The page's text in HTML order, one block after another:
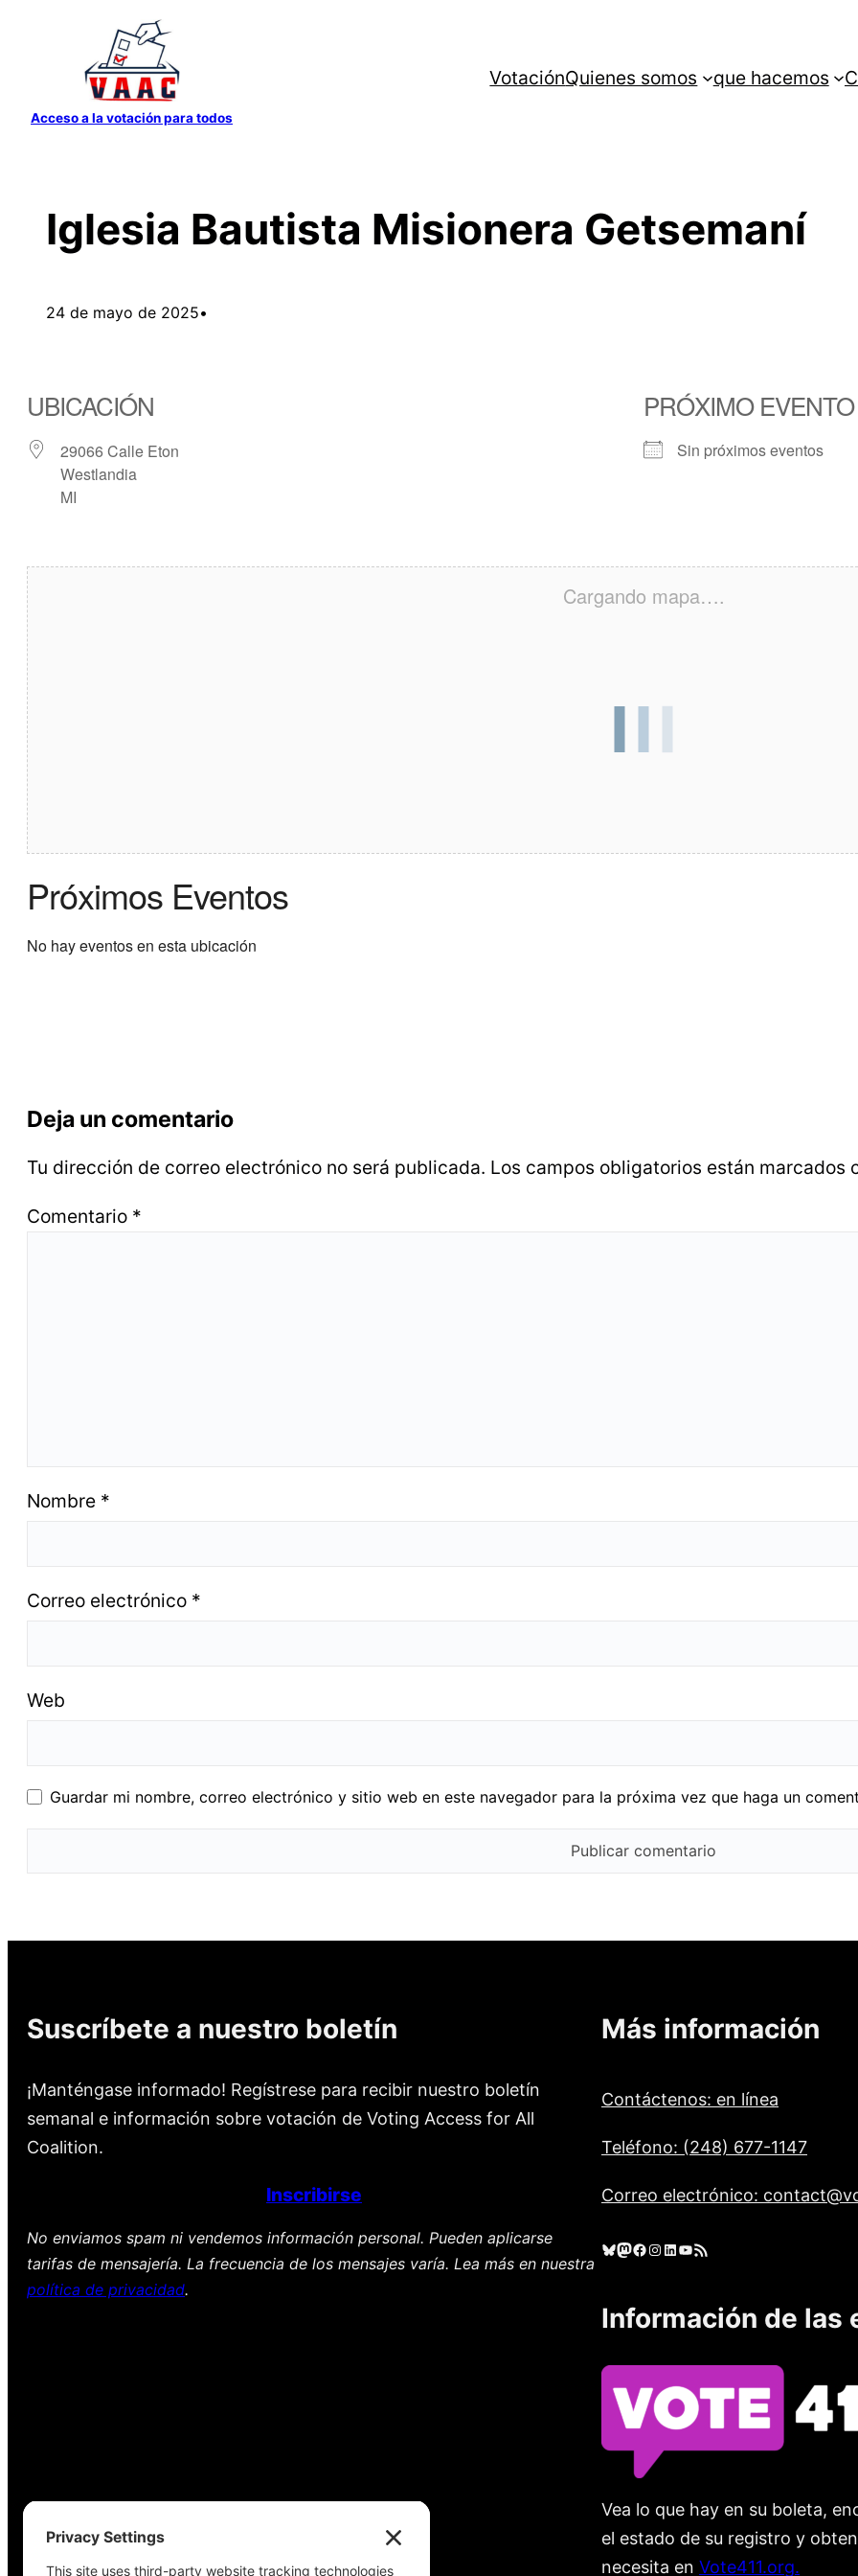
contenido
Acceso a la votación para todos
VotaciónQuienes somos que hacemos
Iglesia Bautista Misionera Getsemaní
24 de mayo de 2025•
UBICACIÓN
29066 Calle Eton
Westlandia
MI
PRÓXIMO EVENTO
Sin próximos eventos
Cargando mapa….
Próximos Eventos
No hay eventos en esta ubicación
Deja un comentario
Tu dirección de correo electrónico no será publicada. Los campos obligatorios están marcados
Comentario *
Nombre *
Correo electrónico *
Web
Guardar mi nombre, correo electrónico y sitio web en este navegador para la próxima vez que haga un
Suscríbete a nuestro boletín
¡Manténgase informado! Regístrese para recibir nuestro boletín
semanal e información sobre votación de Voting Access for All
Coalition.
Inscribirse
No enviamos spam ni vendemos información personal. Pueden aplicarse
tarifas de mensajería. La frecuencia de los mensajes varía. Lea más en nuestra
política de privacidad.
Más información
Contáctenos: en línea
Teléfono: (248) 677-1147
Correo electrónico:
Cielo azul Mastodonte Facebook Instagram LinkedIn YouTube Feed RSS
Información de las
Vea lo que hay en su boleta,
el estado de su registro y
necesita en Vote411.org.